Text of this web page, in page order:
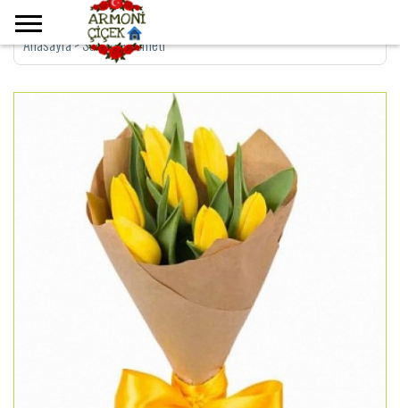
Anasayfa>Sarı Lale Demeti